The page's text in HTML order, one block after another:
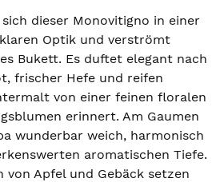
dieser Monovitigno in einer
Optik und verströmt
Bukett. Es duftet elegant nach
frischer Hefe und reifen
von einer feinen floralen
erinnert. Am Gaumen
wunderbar weich, harmonisch
aromatischen Tiefe.
von Apfel und Gebäck setzen